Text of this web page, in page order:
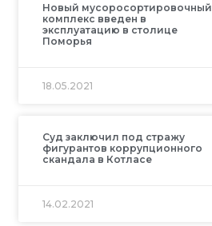
Новый мусоросортировочный
комплекс введен в
эксплуатацию в столице
Поморья
18.05.2021
Суд заключил под стражу
фигурантов коррупционного
скандала в Котласе
14.02.2021